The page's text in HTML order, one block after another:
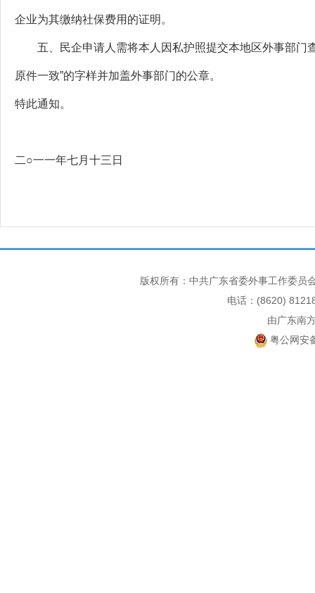
企业为其缴纳社保费用的证明。
五、民企申请人需将本人因私护照提交本地区外事部门
原件一致”的字样并加盖外事部门的公章。
特此通知。
二○一一年七月十三日
版权所有：中共广东省委外事工作委
电话：(8620)
由广东南
粤公网安